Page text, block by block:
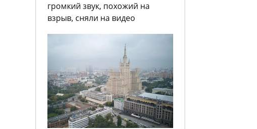
громкий звук, похожий на
взрыв, сняли на видео